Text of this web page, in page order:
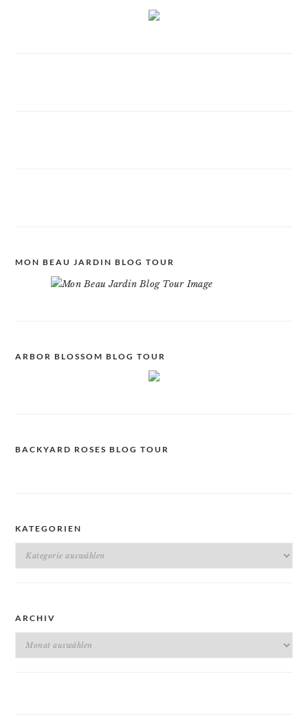
MON BEAU JARDIN BLOG TOUR
ARBOR BLOSSOM BLOG TOUR
BACKYARD ROSES BLOG TOUR
KATEGORIEN
Kategorien
ARCHIV
Archiv